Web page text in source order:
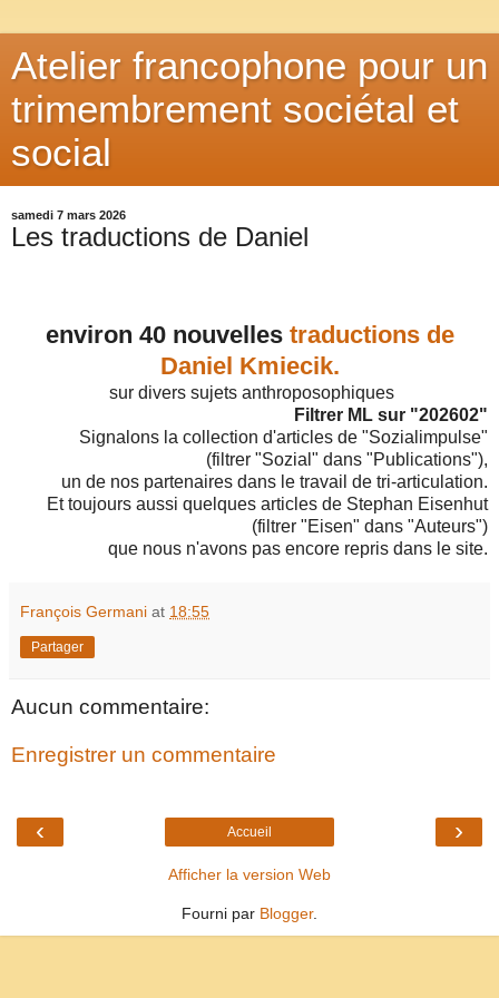
Atelier francophone pour un
trimembrement sociétal et
social
samedi 7 mars 2026
Les traductions de Daniel
environ 40 nouvelles traductions de
Daniel Kmiecik.
sur divers sujets anthroposophiques
Filtrer ML sur "202602"
Signalons la collection d'articles de "Sozialimpulse"
(filtrer "Sozial" dans "Publications"),
un de nos partenaires dans le travail de tri-articulation.
Et toujours aussi quelques articles de Stephan Eisenhut
(filtrer "Eisen" dans "Auteurs")
que nous n'avons pas encore repris dans le site.
François Germani at 18:55
Partager
Aucun commentaire:
Enregistrer un commentaire
‹ ›
Accueil
Afficher la version Web
Fourni par Blogger.